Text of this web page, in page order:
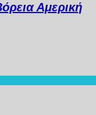
Αμερική